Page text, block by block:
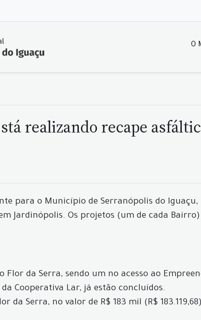
O
realizando recape
para o Município de Serranópolis do
Jardinópolis. Os projetos (um de cada
Flor da Serra, sendo um no acesso ao
Cooperativa Lar, já estão concluídos.
da Serra, no valor de R$ 183 mil (R$